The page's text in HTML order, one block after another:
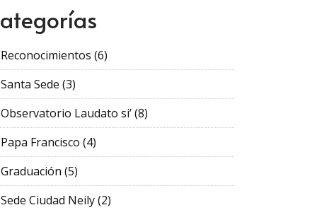
Reconocimientos (6)
Santa Sede (3)
Observatorio Laudato si’(8)
Papa Francisco (4)
Graduación (5)
Sede Ciudad Neily(2)